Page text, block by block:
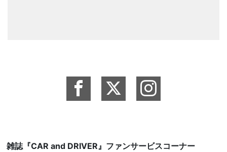
雑誌『CAR and DRIVER』ファンサービスコーナー